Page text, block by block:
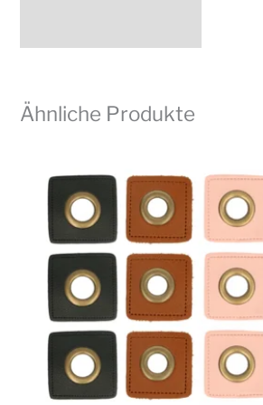
Ähnliche Produkte